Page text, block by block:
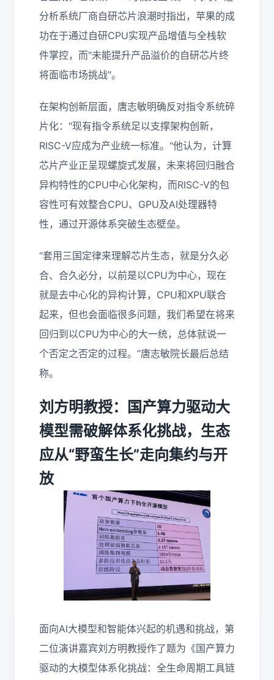
分析系统厂商自研芯片浪潮时指出，苹果的成
功在于通过自研CPU实现产品增值与全栈软
件掌控，而"未能提升产品溢价的自研芯片终
将面临市场挑战"。
在架构创新层面，唐志敏明确反对指令系统碎
片化："现有指令系统足以支撑架构创新，
RISC-V应成为产业统一标准。"他认为，计算
芯片产业正呈现螺旋式发展，未来将回归融合
异构特性的CPU中心化架构，而RISC-V的包
容性可有效整合CPU、GPU及AI处理器特
性，通过开源体系突破生态壁垒。
“套用三国定律来理解芯片生态，就是分久必
合、合久必分，以前是以CPU为中心，现在
就是去中心化的异构计算，CPU和XPU联合
起来，但也会面临很多问题，我们希望在将来
回归到以CPU为中心的大一统，总体就说一
个否定之否定的过程。”唐志敏院长最后总结
称。
刘方明教授：国产算力驱动大
模型需破解体系化挑战，生态
应从“野蛮生长”走向集约与开
放
面向AI大模型和智能体兴起的机遇和挑战，第
二位演讲嘉宾刘方明教授作了题为《国产算力
驱动的大模型体系化挑战：全生命周期工具链